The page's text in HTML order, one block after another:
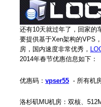
还有10天就过年了，回家的
要提供基于Xen架构的VPS
房，国内速度非常优秀，
2014年春节优惠信息如下：
优惠码： vpser55 - 所有机
洛杉矶MU机房：双核、